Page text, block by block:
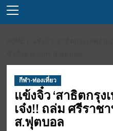
Menu
กีฬา-ท่องเที่ยว
แข้งจิ๋ว ‘สาธิตกรุง
เจ๋ง!! ถล่ม ศรีราช
ส.ฟุตบอล